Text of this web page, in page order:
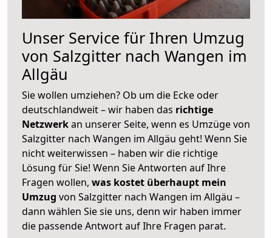
Unser Service für Ihren Umzug
von Salzgitter nach Wangen im
Allgäu
Sie wollen umziehen? Ob um die Ecke oder
deutschlandweit – wir haben das richtige
Netzwerkan unserer Seite, wenn es Umzüge von
Salzgitter nach Wangen im Allgäu geht! Wenn Sie
nicht weiterwissen – haben wir die richtige
Lösung für Sie! Wenn Sie Antworten auf Ihre
Fragen wollen, was kostet überhaupt mein
Umzug von Salzgitter nach Wangen im Allgäu –
dann wählen Sie sie uns, denn wir haben immer
die passende Antwort auf Ihre Fragen parat.